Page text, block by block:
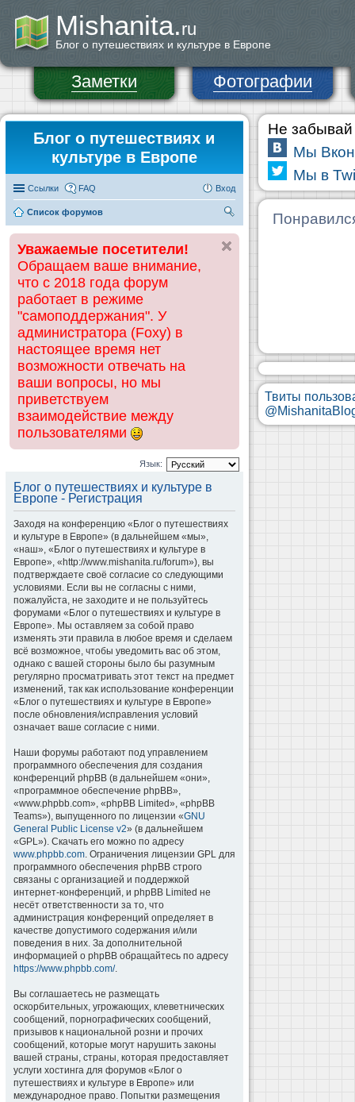
Mishanita.ru
Блог о путешествиях и культуре в Европе
Заметки Фотографии
Блог о путешествиях и
культуре в Европе
Ссылки FAQ Вход
Список форумов
ск
Уважаемые посетители!
Обращаем ваше внимание,
что с 2018 года форум
работает в режиме
"самоподдержания". У
администратора (Foxy) в
настоящее время нет
возможности отвечать на
ваши вопросы, но мы
приветствуем
взаимодействие между
пользователями
Язык:
Блог о путешествиях и культуре в
Европе - Регистрация
Заходя на конференцию «Блог о путешествиях
и культуре в Европе» (в дальнейшем «мы»,
«наш», «Блог о путешествиях и культуре в
Европе», «http://www.mishanita.ru/forum»), вы
подтверждаете своё согласие со следующими
условиями. Если вы не согласны с ними,
пожалуйста, не заходите и не пользуйтесь
форумами «Блог о путешествиях и культуре в
Европе». Мы оставляем за собой право
изменять эти правила в любое время и сделаем
всё возможное, чтобы уведомить вас об этом,
однако с вашей стороны было бы разумным
регулярно просматривать этот текст на предмет
изменений, так как использование конференции
«Блог о путешествиях и культуре в Европе»
после обновления/исправления условий
означает ваше согласие с ними.
Наши форумы работают под управлением
программного обеспечения для создания
конференций phpBB (в дальнейшем «они»,
«программное обеспечение phpBB»,
«www.phpbb.com», «phpBB Limited», «phpBB
Teams»), выпущенного по лицензии «GNU
General Public License v2» (в дальнейшем
«GPL»). Скачать его можно по адресу
www.phpbb.com. Ограничения лицензии GPL для
программного обеспечения phpBB строго
связаны с организацией и поддержкой
интернет-конференций, и phpBB Limited не
несёт ответственности за то, что
администрация конференций определяет в
качестве допустимого содержания и/или
поведения в них. За дополнительной
информацией о phpBB обращайтесь по адресу
https://www.phpbb.com/.
Вы соглашаетесь не размещать
оскорбительных, угрожающих, клеветнических
сообщений, порнографических сообщений,
призывов к национальной розни и прочих
сообщений, которые могут нарушить законы
вашей страны, страны, которая предоставляет
услуги хостинга для форумов «Блог о
путешествиях и культуре в Европе» или
международное право. Попытки размещения
Не забывай
Мы
Мы в
Твиты